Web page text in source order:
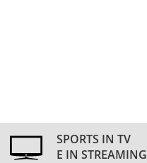
SPORTS IN TV
E IN STREAMING